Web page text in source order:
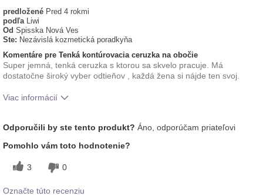
predložené Pred 4 rokmi
podľa Liwi
Od Spisska Nová Ves
Ste: Nezávislá kozmetická poradkyňa
Komentáre pre Tenká kontúrovacia ceruzka na obočie
Super jemná, tenká ceruzka s ktorou sa skvelo pracuje. Má
dostatočne široký vyber odtieňov , každá žena si nájde ten svoj.
Viac informácií
značkami dekoratívnej kozmetiky, ktoré ste
vyskúšali?
Odporučili by ste tento produkt? Áno, odporúčam priateľovi
Pomohlo vám toto hodnotenie?
3 0
Označte túto recenziu